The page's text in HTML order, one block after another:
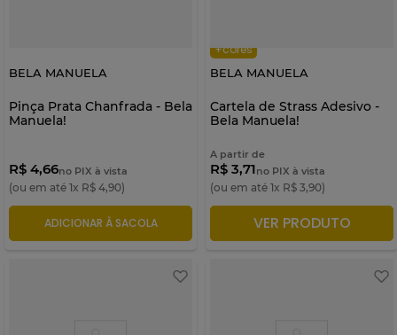
BELA MANUELA
Pinça Prata Chanfrada - Bela
Manuela!
R$ 4,66no PIX à vista
(ou em até 1x R$ 4,90)
ADICIONAR À SACOLA
+cores
BELA MANUELA
Cartela de Strass Adesivo -
Bela Manuela!
A partir de
R$ 3,71no PIX à vista
(ou em até 1x R$ 3,90)
ADICIONAR À SACOLA
VER PRODUTO